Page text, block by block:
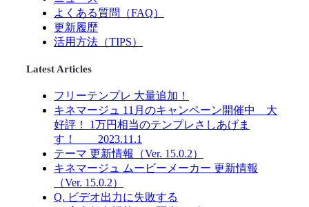
よくある質問（FAQ）
更新履歴
活用方法（TIPS）
Latest Articles
フリーテンプレ 大量追加！
キネマージュ 11月のキャンペーン開催中 大
好評！ 1万円相当のテンプレさしあげま
す！ 2023.11.1
テーマ 更新情報（Ver. 15.0.2）
キネマージュ ムービーメーカー 更新情報
（Ver. 15.0.2）
Q. ビデオ出力に失敗する